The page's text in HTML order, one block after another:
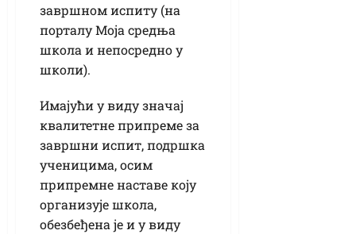
завршном испиту (на
порталу Моја средња
школа и непосредно у
школи).
Имајући у виду значај
квалитетне припреме за
завршни испит, подршка
ученицима, осим
припремне наставе коју
организује школа,
обезбеђена је и у виду